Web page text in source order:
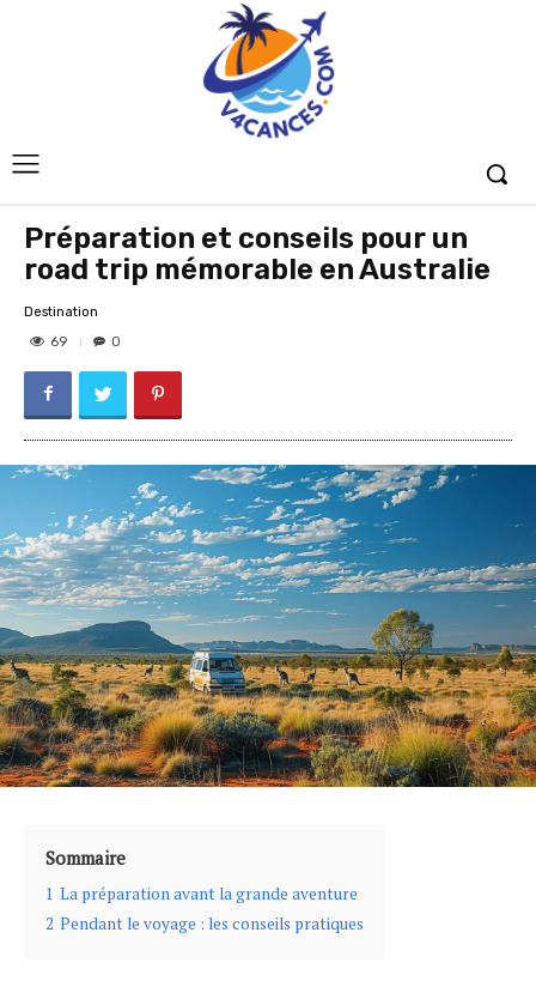
Préparation et conseils pour un
road trip mémorable en Australie
Destination
69
0
Sommaire
1 La préparation avant la grande aventure
2 Pendant le voyage : les conseils pratiques